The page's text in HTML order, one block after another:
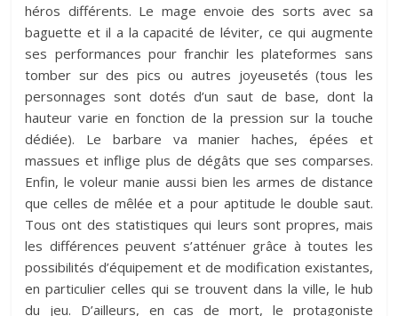
héros différents. Le mage envoie des sorts avec sa
baguette et il a la capacité de léviter, ce qui augmente
ses performances pour franchir les plateformes sans
tomber sur des pics ou autres joyeusetés (tous les
personnages sont dotés d’un saut de base, dont la
hauteur varie en fonction de la pression sur la touche
dédiée). Le barbare va manier haches, épées et
massues et inflige plus de dégâts que ses comparses.
Enfin, le voleur manie aussi bien les armes de distance
que celles de mêlée et a pour aptitude le double saut.
Tous ont des statistiques qui leurs sont propres, mais
les différences peuvent s’atténuer grâce à toutes les
possibilités d’équipement et de modification existantes,
en particulier celles qui se trouvent dans la ville, le hub
du jeu. D’ailleurs, en cas de mort, le protagoniste